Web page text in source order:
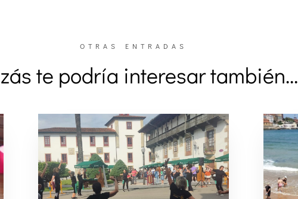
OTRAS ENTRADAS
te podría interesar también…